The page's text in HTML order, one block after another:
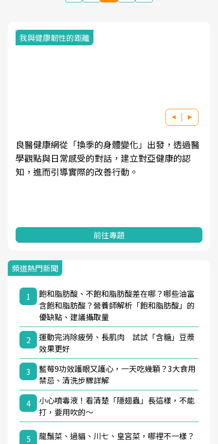
我與健康韌性的距離
良醫健康網從「換季的身體變化」出發，透過醫
學觀點與日常感受的對話，建立對亞健康的認
知，進而引導實際的改善行動。
前往專題
頻道熱門新聞
1
飽和脂肪酸、不飽和脂肪酸差在哪？哪些油富
含飽和脂肪酸？營養師解析「飽和脂肪酸」的
優缺點、建議攝取量
2
運動完消除疲勞、長肌肉 試試「含糖」豆漿
效果更好
3
藍莓9功效護眼又護心，一天吃幾顆？3大食用
禁忌、清洗步驟詳解
4
小心噴毒液！看清楚「隱翅蟲」長這樣，不能
打，要用吹的～
5
龍鬚菜、過貓、川七、皇宮菜，哪裡不一樣？